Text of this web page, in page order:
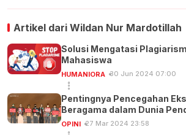
Artikel dari Wildan Nur Mardotillah
Solusi Mengatasi
Mahasiswa
HUMANIORA 30 Jun 2024 07:00
Pentingnya Pencegahan
Beragama dalam Dunia
OPINI 27 Mar 2024 23:58